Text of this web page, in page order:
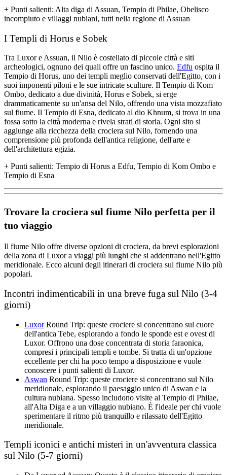
+ Punti salienti: Alta diga di Assuan, Tempio di Philae, Obelisco
incompiuto e villaggi nubiani, tutti nella regione di Assuan
I Templi di Horus e Sobek
Tra Luxor e Assuan, il Nilo è costellato di piccole città e siti
archeologici, ognuno dei quali offre un fascino unico. Edfu ospita il
Tempio di Horus, uno dei templi meglio conservati dell'Egitto, con i
suoi imponenti piloni e le sue intricate sculture. Il Tempio di Kom
Ombo, dedicato a due divinità, Horus e Sobek, si erge
drammaticamente su un'ansa del Nilo, offrendo una vista mozzafiato
sul fiume. Il Tempio di Esna, dedicato al dio Khnum, si trova in una
fossa sotto la città moderna e rivela strati di storia. Ogni sito si
aggiunge alla ricchezza della crociera sul Nilo, fornendo una
comprensione più profonda dell'antica religione, dell'arte e
dell'architettura egizia.
+ Punti salienti: Tempio di Horus a Edfu, Tempio di Kom Ombo e
Tempio di Esna
Trovare la crociera sul fiume Nilo perfetta per il
tuo viaggio
Il fiume Nilo offre diverse opzioni di crociera, da brevi esplorazioni
della zona di Luxor a viaggi più lunghi che si addentrano nell'Egitto
meridionale. Ecco alcuni degli itinerari di crociera sul fiume Nilo più
popolari.
Incontri indimenticabili in una breve fuga sul Nilo (3-4
giorni)
LuxorRound Trip: queste crociere si concentrano sul cuore
dell'antica Tebe, esplorando a fondo le sponde est e ovest di
Luxor. Offrono una dose concentrata di storia faraonica,
compresi i principali templi e tombe. Si tratta di un'opzione
eccellente per chi ha poco tempo a disposizione e vuole
conoscere i punti salienti di Luxor.
Aswan Round Trip: queste crociere si concentrano sul Nilo
meridionale, esplorando il paesaggio unico di Aswan e la
cultura nubiana. Spesso includono visite al Tempio di Philae,
all'Alta Diga e a un villaggio nubiano. È l'ideale per chi vuole
sperimentare il ritmo più tranquillo e rilassato dell'Egitto
meridionale.
Templi iconici e antichi misteri in un'avventura classica
sul Nilo (5-7 giorni)